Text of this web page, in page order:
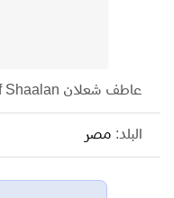
عاطف شعلان Atef Shaalan
البلد: مصر